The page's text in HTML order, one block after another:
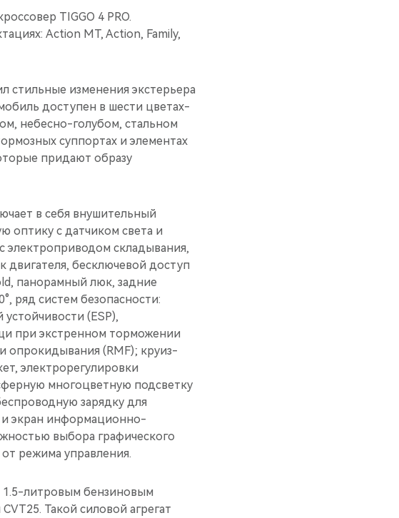
TIGGO 4 PRO.
Action MT, Action, Family,
стильные изменения экстерьера
доступен в шести цветах-
небесно-голубом, стальном
суппортах и элементах
придают образу
в себя внушительный
оптику c датчиком света и
электроприводом складывания,
бесключевой доступ
панорамный люк, задние
ряд систем безопасности:
(ESP),
при экстренном торможении
опрокидывания (RMF); круиз-
электрорегулировки
многоцветную подсветку
зарядку для
экран информационно-
выбора графического
режима управления.
1.5-литровым бензиновым
Такой силовой агрегат